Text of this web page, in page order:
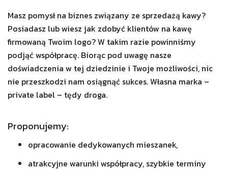
Masz pomysł na biznes związany ze sprzedażą kawy?
Posiadasz lub wiesz jak zdobyć klientów na kawę
firmowaną Twoim logo? W takim razie powinniśmy
podjąć współpracę. Biorąc pod uwagę nasze
doświadczenia w tej dziedzinie i Twoje możliwości, nic
nie przeszkodzi nam osiągnąć sukces. Własna marka –
private label – tędy droga.
Proponujemy:
opracowanie dedykowanych mieszanek,
atrakcyjne warunki współpracy, szybkie terminy